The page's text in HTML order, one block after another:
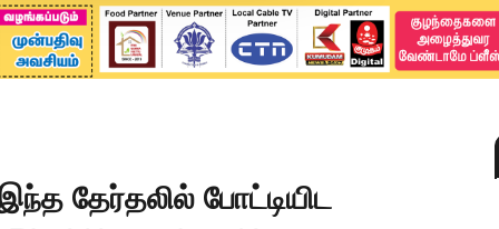
தேர்தலில் போட்டியிட